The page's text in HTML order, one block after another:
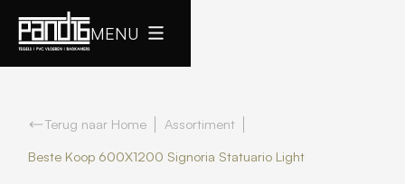
MENU
Terug naar Home
Assortiment
Beste Koop 600X1200 Signoria Statuario Light